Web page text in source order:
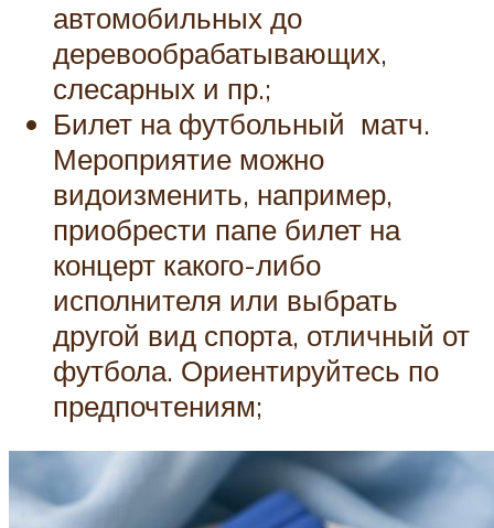
автомобильных до
деревообрабатывающих,
слесарных и пр.;
Билет на футбольный матч.
Мероприятие можно
видоизменить, например,
приобрести папе билет на
концерт какого-либо
исполнителя или выбрать
другой вид спорта, отличный от
футбола. Ориентируйтесь по
предпочтениям;